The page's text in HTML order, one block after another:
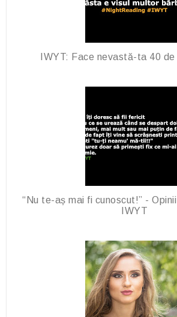
IWYT: Face nevastă-ta 40 de
“Nu te-aș mai fi cunoscut!” -
IWYT